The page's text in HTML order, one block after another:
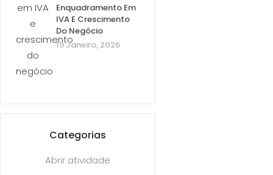
Enquadramento Em
IVA E Crescimento
Do Negócio
19 Janeiro, 2026
Categorias
Abrir atividade